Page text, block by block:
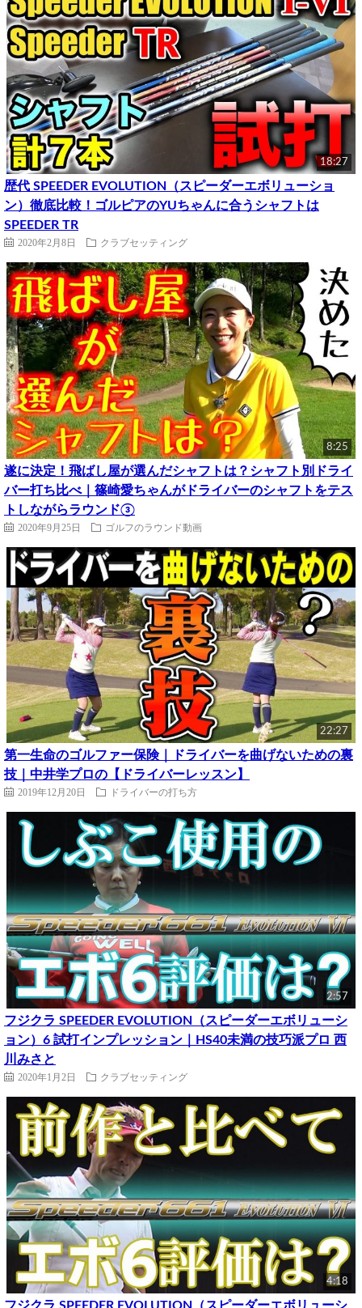
18:27
歴代 SPEEDER EVOLUTION（スピーダーエボリューショ
ン）徹底比較！ゴルピアのYUちゃんに合うシャフトは
SPEEDER TR
2020年2月8日 クラブセッティング
8:25
遂に決定！飛ばし屋が選んだシャフトは？シャフト別ドライ
バー打ち比べ｜篠崎愛ちゃんがドライバーのシャフトをテス
トしながらラウンド③
2020年9月25日 ゴルフのラウンド動画
22:27
第一生命のゴルファー保険｜ドライバーを曲げないための裏
技｜中井学プロの【ドライバーレッスン】
2019年12月20日 ドライバーの打ち方
2:57
フジクラ SPEEDER EVOLUTION（スピーダーエボリューシ
ョン）6 試打インプレッション｜HS40未満の技巧派プロ 西
川みさと
2020年1月2日 クラブセッティング
4:18
フジクラ SPEEDER EVOLUTION（スピーダーエボリューシ